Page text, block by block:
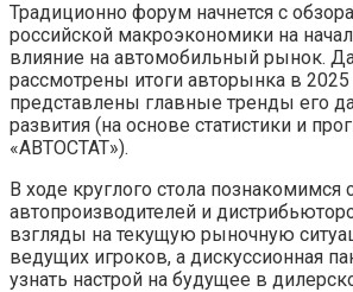
Традиционно форум начнется с
российской макроэкономики на
влияние на автомобильный рынок.
рассмотрены итоги авторынка в 2025
представлены главные тренды его
развития (на основе статистики и
«АВТОСТАТ»).
В ходе круглого стола познакомимся
автопроизводителей и
взгляды на текущую рыночную
ведущих игроков, а дискуссионная
узнать настрой на будущее в